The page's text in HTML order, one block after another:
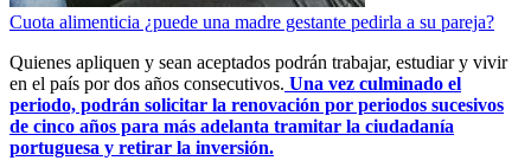
Cuota alimenticia ¿puede una madre gestante pedirla a su pareja?
Quienes apliquen y sean aceptados podrán trabajar, estudiar y vivir
en el país por dos años consecutivos. Una vez culminado el
periodo, podrán solicitar la renovación por periodos sucesivos
de cinco años para más adelanta tramitar la ciudadanía
portuguesa y retirar la inversión.